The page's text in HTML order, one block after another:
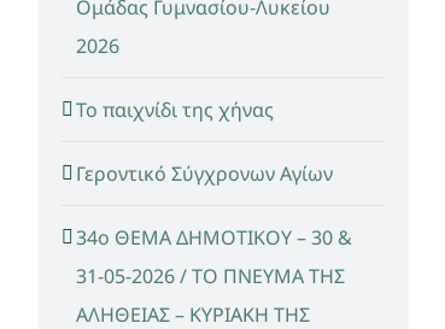
Ομάδας Γυμνασίου-Λυκείου
2026
Το παιχνίδι της χήνας
Γεροντικό Σύγχρονων Αγίων
34ο ΘΕΜΑ ΔΗΜΟΤΙΚΟΥ – 30 &
31-05-2026 / ΤΟ ΠΝΕΥΜΑ ΤΗΣ
ΑΛΗΘΕΙΑΣ – ΚΥΡΙΑΚΗ ΤΗΣ